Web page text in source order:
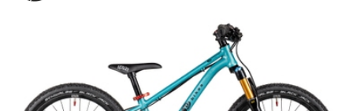
zu
gelangen.